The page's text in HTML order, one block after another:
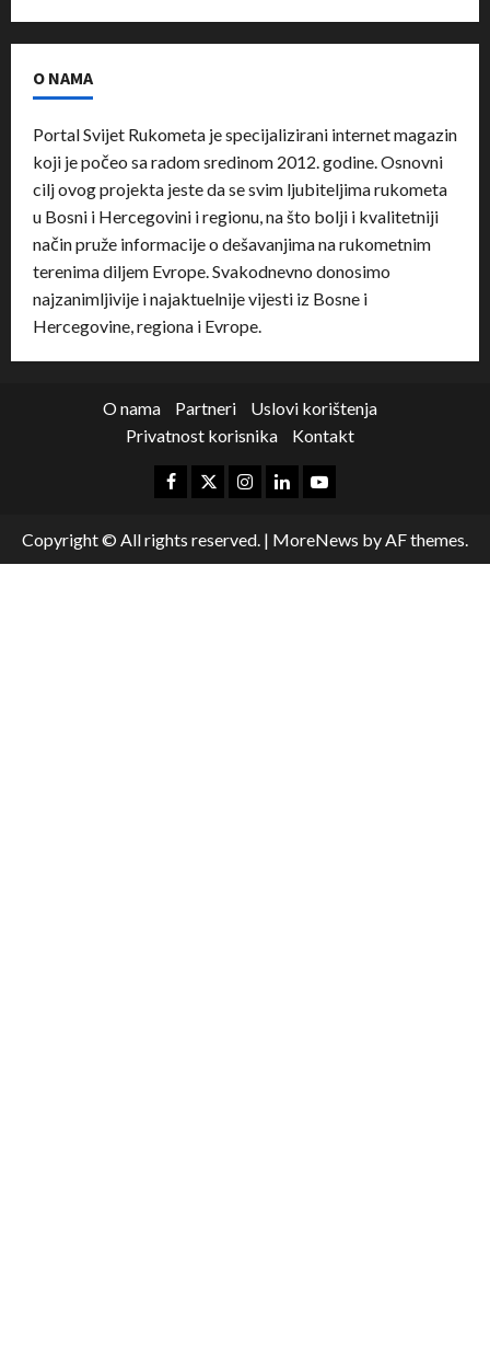
O NAMA
Portal Svijet Rukometa je specijalizirani internet magazin
koji je počeo sa radom sredinom 2012. godine. Osnovni
cilj ovog projekta jeste da se svim ljubiteljima rukometa
u Bosni i Hercegovini i regionu, na što bolji i kvalitetniji
način pruže informacije o dešavanjima na rukometnim
terenima diljem Evrope. Svakodnevno donosimo
najzanimljivije i najaktuelnije vijesti iz Bosne i
Hercegovine, regiona i Evrope.
O nama Partneri
Uslovi korištenja
Privatnost korisnika
Kontakt
Copyright © All rights reserved. | MoreNews by AF themes.